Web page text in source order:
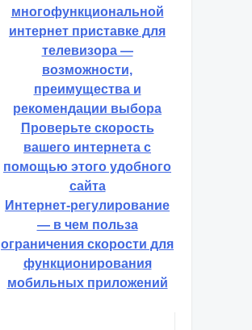
многофункциональной
интернет приставке для
телевизора —
возможности,
преимущества и
рекомендации выбора
Проверьте скорость
вашего интернета с
помощью этого удобного
сайта
Интернет-регулирование
— в чем польза
ограничения скорости для
функционирования
мобильных приложений